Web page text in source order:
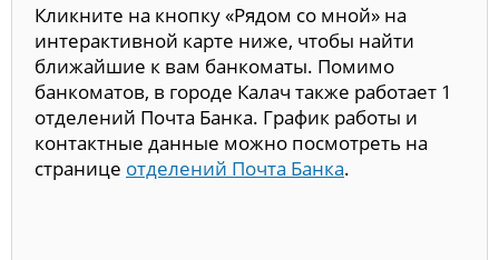
Кликните на кнопку «Рядом со мной» на
интерактивной карте ниже, чтобы найти
ближайшие к вам банкоматы. Помимо
банкоматов, в городе Калач также работает 1
отделений Почта Банка. График работы и
контактные данные можно посмотреть на
странице отделений Почта Банка.